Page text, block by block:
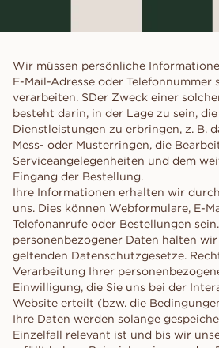
Wir müssen persönliche
E-Mail-Adresse oder Telefonnummer
verarbeiten. SDer Zweck einer
besteht darin, in der Lage zu sein,
Dienstleistungen zu erbringen, z. B.
Mess- oder Musterringen, die
Serviceangelegenheiten und dem
Eingang der Bestellung.
Ihre Informationen erhalten wir
uns. Dies können Webformulare, E-
Telefonanrufe oder Bestellungen
personenbezogener Daten halten
geltenden Datenschutzgesetze.
Verarbeitung Ihrer
Einwilligung, die Sie uns bei der
Website erteilt (bzw. die
Ihre Daten werden solange
Einzelfall relevant ist und bis wir